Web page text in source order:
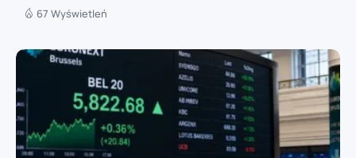
67 Wyświetleń